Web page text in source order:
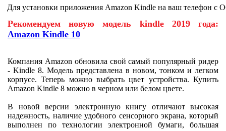
Для установки приложения Amazon Kindle на ваш телефон с
Рекомендуем новую модель kindle 2019 года:
Amazon Kindle 10
Компания Amazon обновила свой самый популярный ридер
- Kindle 8. Модель представлена в новом, тонком и легком
корпусе. Теперь можно выбрать цвет устройства. Купить
Amazon Kindle 8 можно в черном или белом цвете.
В новой версии электронную книгу отличают высокая
надежность, наличие удобного сенсорного экрана, который
выполнен по технологии электронной бумаги, большая